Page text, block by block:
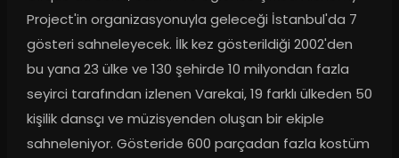
Project'in organizasyonuyla geleceği İstanbul'da 7
gösteri sahneleyecek. İlk kez gösterildiği 2002'den
bu yana 23 ülke ve 130 şehirde 10 milyondan fazla
seyirci tarafından izlenen Varekai, 19 farklı ülkeden 50
kişilik dansçı ve müzisyenden oluşan bir ekiple
sahneleniyor. Gösteride 600 parçadan fazla kostüm